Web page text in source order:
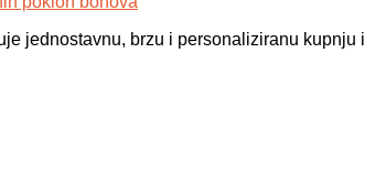
jednostavnu, brzu i personaliziranu kupnju i